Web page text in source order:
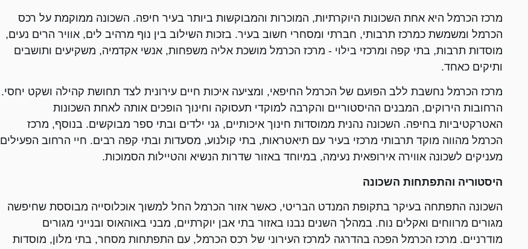
מרכז הכרמל היא אחת השכונות היוקרתיות, המוכרות והמבוקשות ביותר בעיר חיפה. השכונה ממוקמת על רכס
הכרמל ומשמשת כמרכז תרבותי, חברתי ומסחרי חשוב בעיר. בזכות השילוב בין נוף מרהיב לים, אוויר הרים נעים,
מוסדות תרבות, בתי קפה ומרכזי בילוי - מרכז הכרמל מושכת אליה משפחות, אנשי אקדמיה, משקיעים ותושבים
ותיקים כאחד.
מרכז הכרמל נחשבת ללב הפועם של הכרמל החיפאי, ומציעה איכות חיים עירונית לצד תחושת קהילה ושקט יחסי.
הרחובות הירוקים, המבנים ההיסטוריים והקרבה למוקדי תעסוקה וחינוך הופכים אותה לאחת השכונות
האטרקטיביות בחיפה. השכונה נהנית ממוסדות חינוך איכותיים, גני ילדים ובתי ספר מבוקשים. בנוסף, מרכז
הכרמל מהווה מוקד תרבותי מרכזי בעיר עם תיאטראות, בתי קולנוע, מסעדות ובתי קפה רבים. חיי הרחוב הפעילים
מעניקים לשכונה אווירה אירופאית נעימה, במיוחד באזור שדרות הנשיא והטיילות הסמוכות.
היסטוריה והתפתחות השכונה
השכונה התפתחה בעיקר בתקופת המנדט הבריטי, כאשר אזור הכרמל החל למשוך אוכלוסייה מבוססת שחיפשה
מגורים מרווחים ואקלים נוח. במהלך השנים נבנו באזור בתי אבן יוקרתיים, מבני באוהאוס ובנייני מגורים
מודרניים. מרכז הכרמל הפכה בהדרגה למרכז העירוני של רכס הכרמל, עם התפתחות מסחר, בתי מלון, מוסדות